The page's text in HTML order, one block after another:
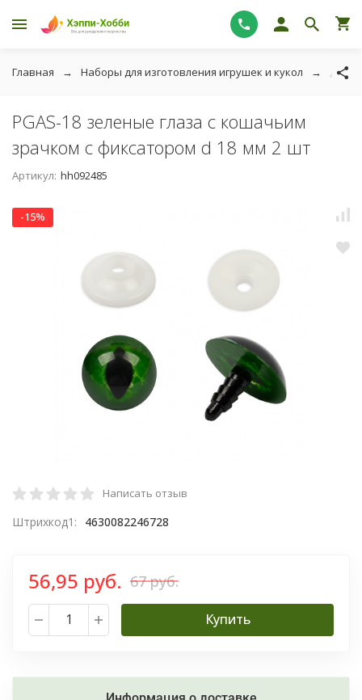
Главная Наборы для изготовления игрушек и кукол Для
PGAS-18 зеленые глаза с кошачьим
зрачком с фиксатором d 18 мм 2 шт
Артикул: hh092485
-15%
Написать отзыв
Штрихкод1: 4630082246728
56,95 руб. 67 руб.
Купить